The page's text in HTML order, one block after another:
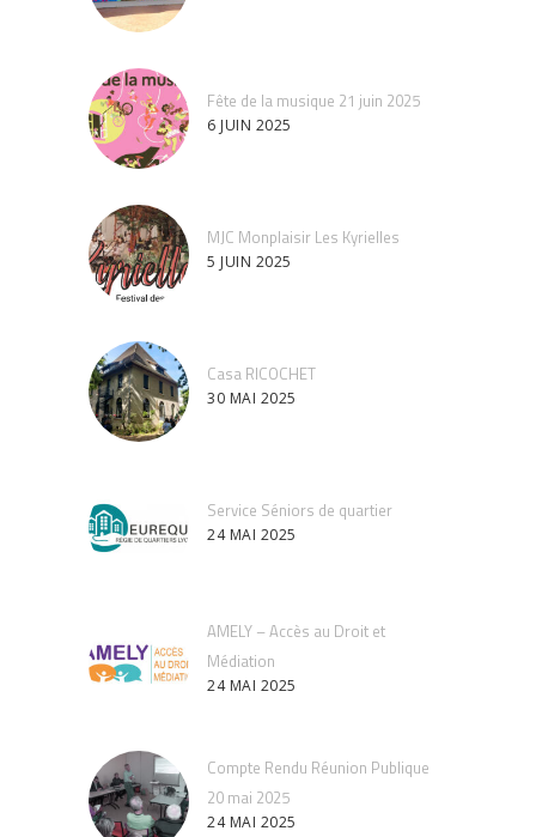
Fête de la musique 21 juin 2025
6 JUIN 2025
MJC Monplaisir Les Kyrielles
5 JUIN 2025
Casa RICOCHET
30 MAI 2025
Service Séniors de quartier
24 MAI 2025
AMELY – Accès au Droit et
Médiation
24 MAI 2025
Compte Rendu Réunion Publique
20 mai 2025
24 MAI 2025